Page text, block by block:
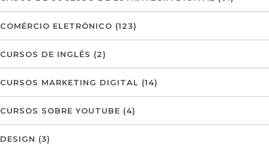
COMÉRCIO ELETRÓNICO (123)
CURSOS DE INGLÊS (2)
CURSOS MARKETING DIGITAL (14)
CURSOS SOBRE YOUTUBE (4)
DESIGN (3)